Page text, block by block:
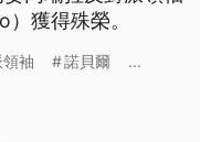
獲得殊榮。
領袖 諾貝爾 ...